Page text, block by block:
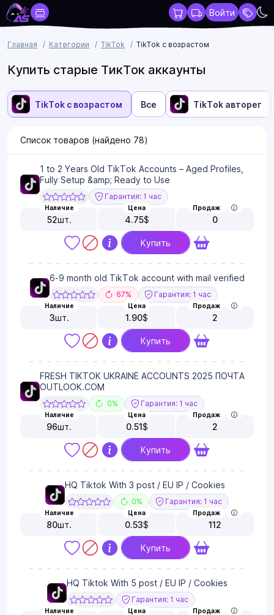
Войти
Главная Категории TikTok TikTok с возрастом
Купить старые ТикТок аккаунты
Все TikTok авторег
TikTok с возрастом
Список товаров (найдено 78)
1 to 2 Years Old TikTok Accounts – Aged Profiles,
Fully Setup &amp; Ready to Use
Гарантия: 1 час
Наличие
52шт.
Цена
4.75$
Продаж
0
Купить
6-9 month old TikTok account with mail verified
67% Гарантия: 1 час
Наличие
3шт.
Цена
1.90$
Продаж
2
Купить
FRESH TIKTOK UKRAINE ACCOUNTS 2025 ПОЧТА
OUTLOOK.COM
0% Гарантия: 1 час
Наличие
96шт.
Цена
0.51$
Продаж
2
Купить
HQ Tiktok With 3 post / EU IP / Cookies
0% Гарантия: 1 час
Наличие
80шт.
Цена
0.53$
Продаж
112
Купить
HQ Tiktok With 5 post / EU IP / Cookies
Гарантия: 1 час
Наличие Цена Продаж